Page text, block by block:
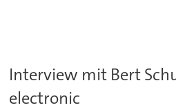
Interview mit Bert
electronic